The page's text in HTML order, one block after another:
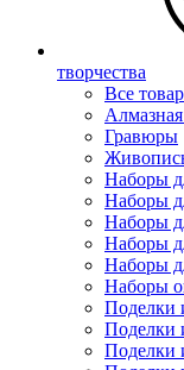
творчества
Все
Гравюры
Наборы
Наборы
Наборы
Наборы
Наборы
Наборы
Поделки
Поделки
Поделки